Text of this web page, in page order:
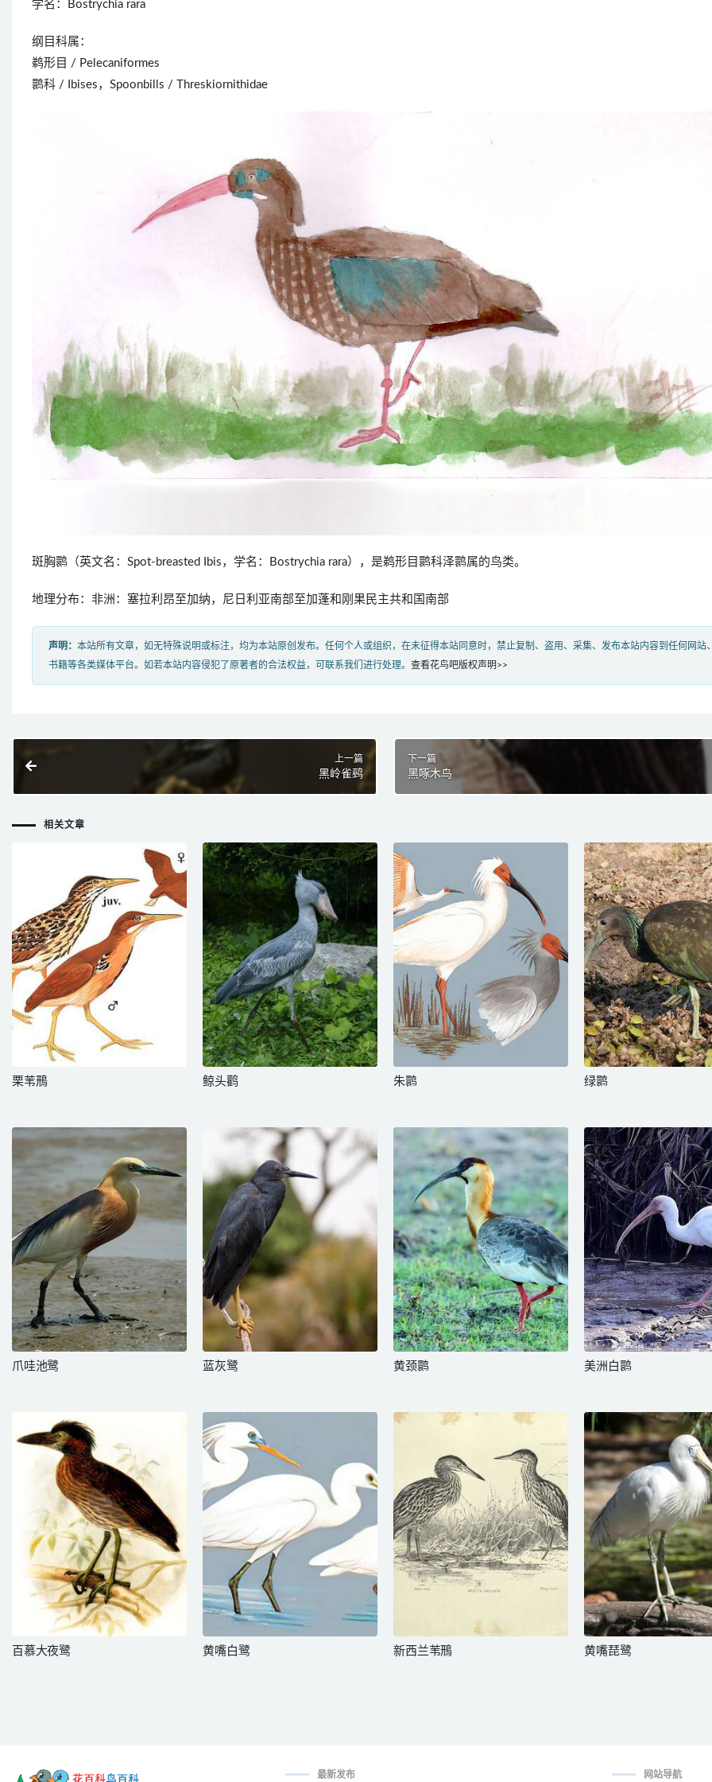
学名：Bostrychia rara
纲目科属：
鹈形目 / Pelecaniformes
鹮科 / Ibises，Spoonbills / Threskiornithidae
斑胸鹮（英文名：Spot-breasted Ibis，学名：Bostrychia rara），是鹈形目鹮科泽鹮属的鸟类。
地理分布：非洲：塞拉利昂至加纳，尼日利亚南部至加蓬和刚果民主共和国南部
声明： 本站所有文章，如无特殊说明或标注，均为本站原创发布。任何个人或组织，在未征得本站同意时，禁止复制、盗用、采集、发布本站内容到任何网站
书籍等各类媒体平台。如若本站内容侵犯了原著者的合法权益，可联系我们进行处理。 查看花鸟吧版权声明>>
上一篇
黑岭雀鹀
下一篇
黑啄木鸟
相关文章
栗苇鳽 鲸头鹳 朱鹮 绿鹮
爪哇池鹭 蓝灰鹭 黄颈鹮 美洲白鹮
百慕大夜鹭 黄嘴白鹭 新西兰苇鳽 黄嘴琵鹭
最新发布 网站导航